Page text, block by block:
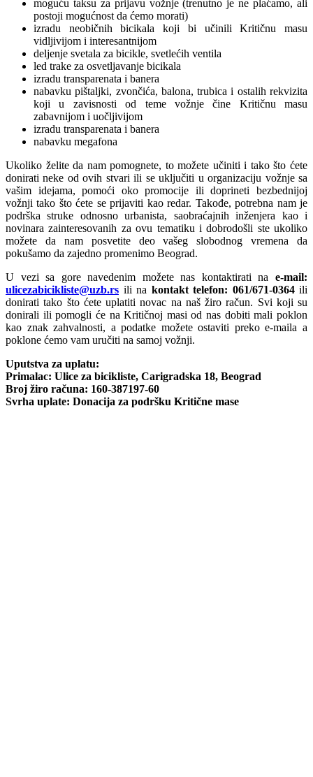
moguću taksu za prijavu vožnje (trenutno je ne plaćamo, ali
postoji mogućnost da ćemo morati)
izradu neobičnih bicikala koji bi učinili Kritičnu masu
vidljivijom i interesantnijom
deljenje svetala za bicikle, svetlećih ventila
led trake za osvetljavanje bicikala
izradu transparenata i banera
nabavku pištaljki, zvončića, balona, trubica i ostalih rekvizita
koji u zavisnosti od teme vožnje čine Kritičnu masu
zabavnijom i uočljivijom
izradu transparenata i banera
nabavku megafona
Ukoliko želite da nam pomognete, to možete učiniti i tako što ćete
donirati neke od ovih stvari ili se uključiti u organizaciju vožnje sa
vašim idejama, pomoći oko promocije ili doprineti bezbednijoj
vožnji tako što ćete se prijaviti kao redar. Takođe, potrebna nam je
podrška struke odnosno urbanista, saobraćajnih inženjera kao i
novinara zainteresovanih za ovu tematiku i dobrodošli ste ukoliko
možete da nam posvetite deo vašeg slobodnog vremena da
pokušamo da zajedno promenimo Beograd.
U vezi sa gore navedenim možete nas kontaktirati na e-mail:
ulicezabicikliste@uzb.rs ili na kontakt telefon: 061/671-0364ili
donirati tako što ćete uplatiti novac na naš žiro račun. Svi koji su
donirali ili pomogli će na Kritičnoj masi od nas dobiti mali poklon
kao znak zahvalnosti, a podatke možete ostaviti preko e-maila a
poklone ćemo vam uručiti na samoj vožnji.
Uputstva za uplatu:
Primalac: Ulice za bicikliste, Carigradska 18, Beograd
Broj žiro računa: 160-387197-60
Svrha uplate: Donacija za podršku Kritične mase